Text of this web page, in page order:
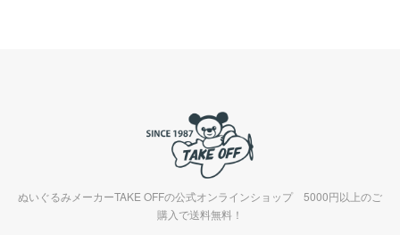
ぬいぐるみメーカーTAKE OFFの公式オンラインショップ 5000円以上のご
購入で送料無料！